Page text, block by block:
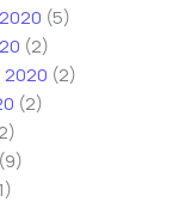
(5)
(2)
(2)
(2)
(9)